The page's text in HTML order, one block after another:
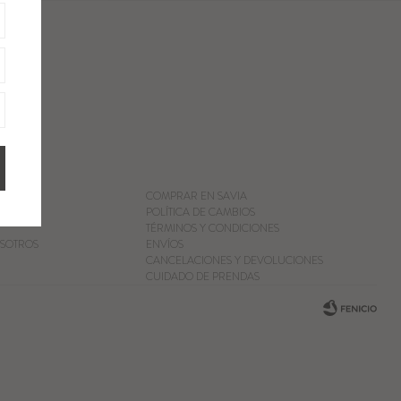
COMPRAR EN SAVIA
POLÍTICA DE CAMBIOS
TÉRMINOS Y CONDICIONES
ENVÍOS
CANCELACIONES Y DEVOLUCIONES
CUIDADO DE PRENDAS